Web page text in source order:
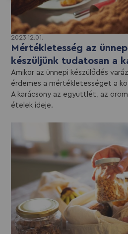
2023.12.01.
Mértékletesség az
készüljünk tudatosan a
Amikor az ünnepi készülődés
érdemes a mértékletességet a
A karácsony az együttlét, az
ételek ideje.